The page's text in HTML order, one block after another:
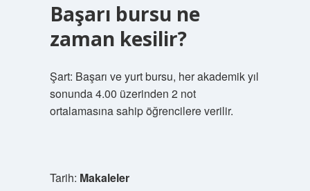
Başarı bursu ne
zaman kesilir?
Şart: Başarı ve yurt bursu, her akademik yıl
sonunda 4.00 üzerinden 2 not
ortalamasına sahip öğrencilere verilir.
Tarih: Makaleler